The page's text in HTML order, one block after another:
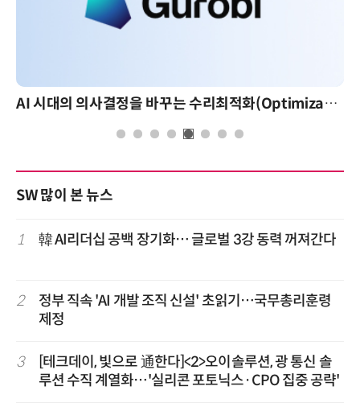
AI 시대의 의사결정을 바꾸는 수리최적화(Optimization): 실제 산업 적용 사례와 활용 전략
SW 많이 본 뉴스
1 韓 AI리더십 공백 장기화… 글로벌 3강 동력 꺼져간다
2
정부 직속 'AI 개발 조직 신설' 초읽기…국무총리훈령
제정
3
[테크데이, 빛으로 通한다]<2>오이솔루션, 광 통신 솔
루션 수직 계열화…'실리콘 포토닉스·CPO 집중 공략'